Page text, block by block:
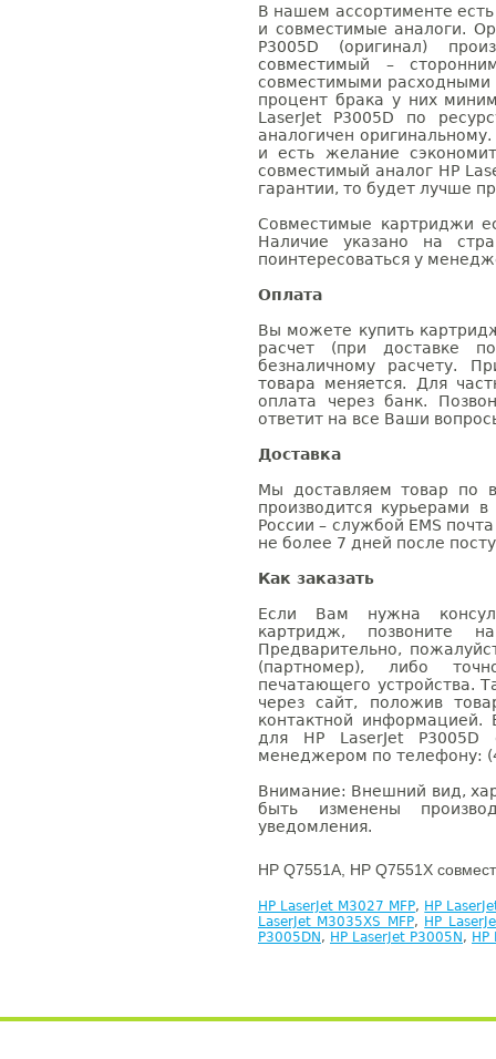
В нашем ассортименте
и совместимые аналоги.
P3005D (оригинал)
совместимый –
совместимыми расходными
процент брака у них
LaserJet P3005D по
аналогичен
и есть желание
совместимый аналог HP
гарантии, то будет лучше
Совместимые картриджи
Наличие указано на
поинтересоваться у
Оплата
Вы можете купить
расчет (при доставке
безналичному расчету.
товара меняется. Для
оплата через банк.
ответит на все Ваши
Доставка
Мы доставляем товар по
производится курьерами
России – службой EMS
не более 7 дней после
Как заказать
Если Вам нужна
картридж, позвоните
Предварительно,
(партномер), либо
печатающего устройства.
через сайт, положив
контактной информацией.
для HP LaserJet
менеджером по телефону:
Внимание: Внешний вид,
быть изменены
уведомления.
HP Q7551A, HP Q7551X
HP LaserJet M3027 MFP, HP
LaserJet M3035XS MFP, HP
P3005DN, HP LaserJet P3005N, HP